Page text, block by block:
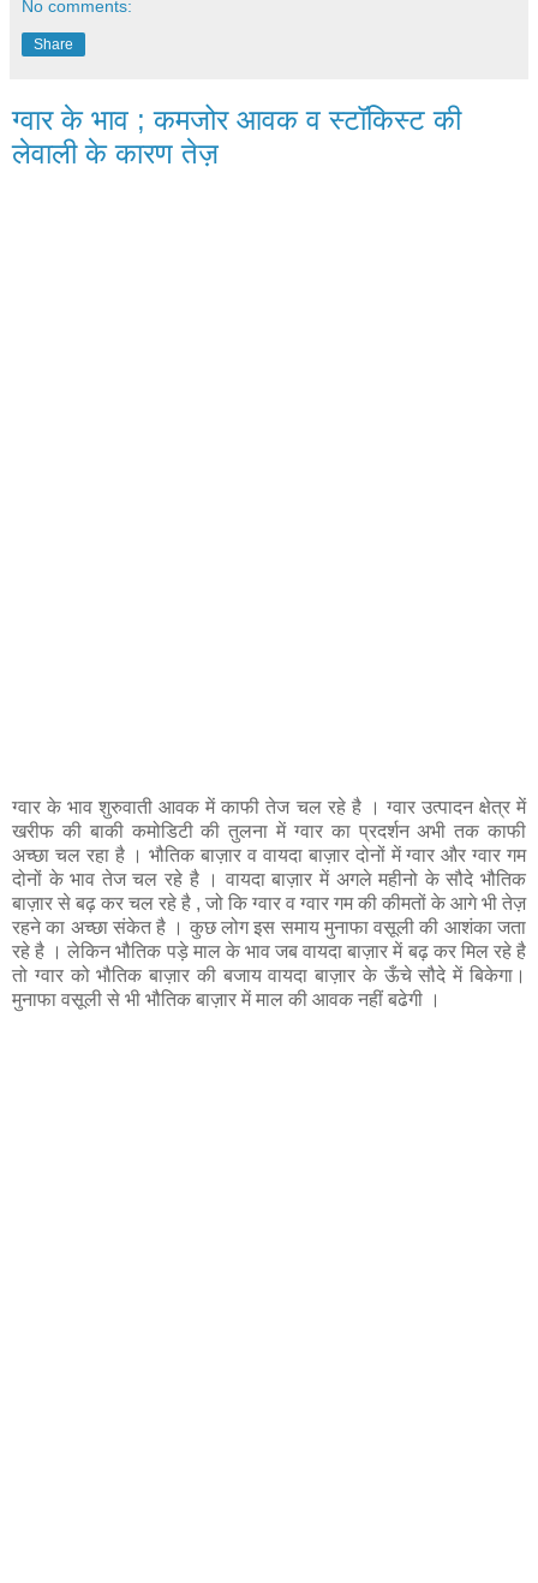
No comments:
Share
ग्वार के भाव ; कमजोर आवक व स्टॉकिस्ट की
लेवाली के कारण तेज़
ग्वार के भाव शुरुवाती आवक में काफी तेज चल रहे है । ग्वार उत्पादन क्षेत्र में
खरीफ की बाकी कमोडिटी की तुलना में ग्वार का प्रदर्शन अभी तक काफी
अच्छा चल रहा है । भौतिक बाज़ार व वायदा बाज़ार दोनों में ग्वार और ग्वार गम
दोनों के भाव तेज चल रहे है । वायदा बाज़ार में अगले महीनो के सौदे भौतिक
बाज़ार से बढ़ कर चल रहे है , जो कि ग्वार व ग्वार गम की कीमतों के आगे भी तेज़
रहने का अच्छा संकेत है । कुछ लोग इस समाय मुनाफा वसूली की आशंका जता
रहे है । लेकिन भौतिक पड़े माल के भाव जब वायदा बाज़ार में बढ़ कर मिल रहे है
तो ग्वार को भौतिक बाज़ार की बजाय वायदा बाज़ार के ऊँचे सौदे में बिकेगा।
मुनाफा वसूली से भी भौतिक बाज़ार में माल की आवक नहीं बढेगी ।